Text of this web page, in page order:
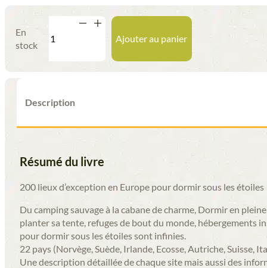
En
stock
quantité
de
en
pleine
-
Ajouter au panier
Description
Résumé du livre
200 lieux d’exception en Europe pour dormir sous les étoiles
Du camping sauvage à la cabane de charme, Dormir en
planter sa tente, refuges de bout du monde, hébergements
pour dormir sous les étoiles sont infinies.
22 pays (Norvège, Suède, Irlande, Ecosse, Autriche, Suisse,
Une description détaillée de chaque site mais aussi des